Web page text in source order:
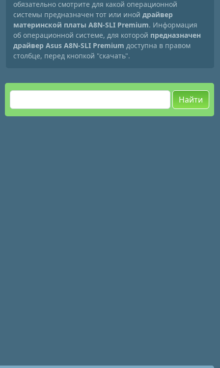
обязательно смотрите для какой операционной
системы предназначен тот или иной драйвер
материнской платы A8N-SLI Premium. Информация
об операционной системе, для которой предназначен
драйвер Asus A8N-SLI Premium доступна в правом
столбце, перед кнопкой "скачать".
Найти